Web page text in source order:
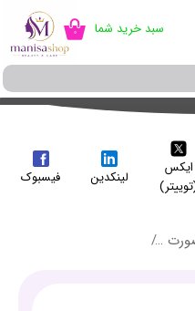
۰ سبد خرید شما
ایکس
لینکدین فیسبوک